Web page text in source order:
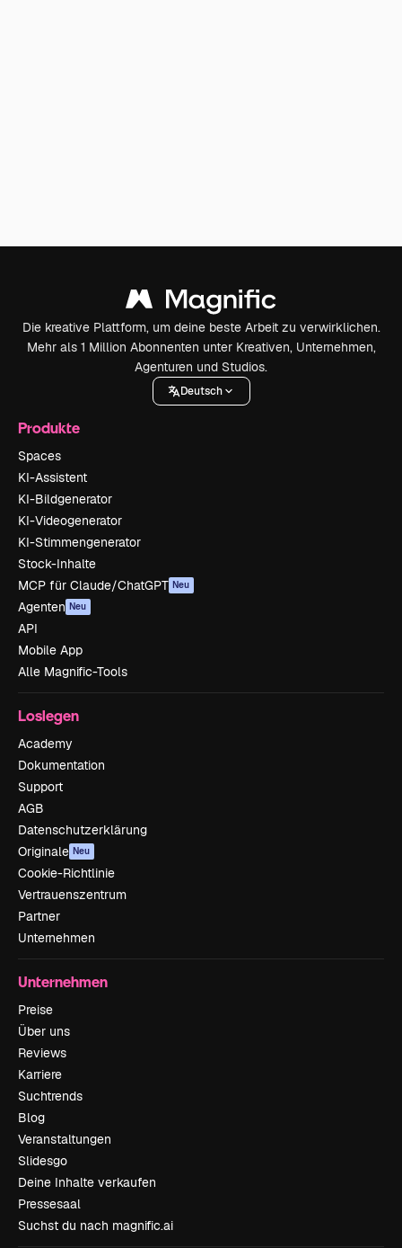
Die kreative Plattform, um deine beste Arbeit zu verwirklichen.
Mehr als 1 Million Abonnenten unter Kreativen, Unternehmen,
Agenturen und Studios.
Deutsch
Produkte
Spaces
KI-Assistent
KI-Bildgenerator
KI-Videogenerator
KI-Stimmengenerator
Stock-Inhalte
MCP für Claude/ChatGPT Neu
Agenten Neu
API
Mobile App
Alle Magnific-Tools
Loslegen
Academy
Dokumentation
Support
AGB
Datenschutzerklärung
Originale Neu
Cookie-Richtlinie
Vertrauenszentrum
Partner
Unternehmen
Unternehmen
Preise
Über uns
Reviews
Karriere
Suchtrends
Blog
Veranstaltungen
Slidesgo
Deine Inhalte verkaufen
Pressesaal
Suchst du nach magnific.ai